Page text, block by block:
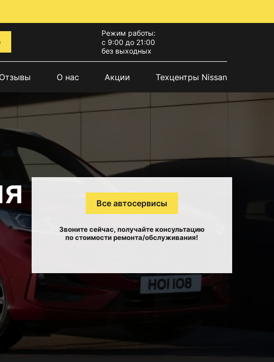
Режим работы:
с 9:00 до 21:00
без выходных
Отзывы О нас Акции Техцентры Nissan
Все автосервисы
Звоните сейчас, получайте консультацию
по стоимости ремонта/обслуживания!